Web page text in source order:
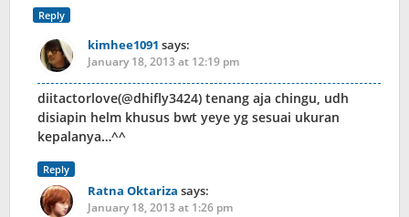
Reply
kimhee1091 says:
January 18, 2013 at 12:19 pm
diitactorlove(@dhifly3424) tenang aja chingu, udh
disiapin helm khusus bwt yeye yg sesuai ukuran
kepalanya…^^
Reply
Ratna Oktariza says:
January 18, 2013 at 1:26 pm